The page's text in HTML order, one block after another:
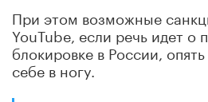
При этом возможные
YouTube, если речь идет о
блокировке в России,
себе в ногу.